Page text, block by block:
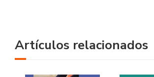
Artículos relacionados